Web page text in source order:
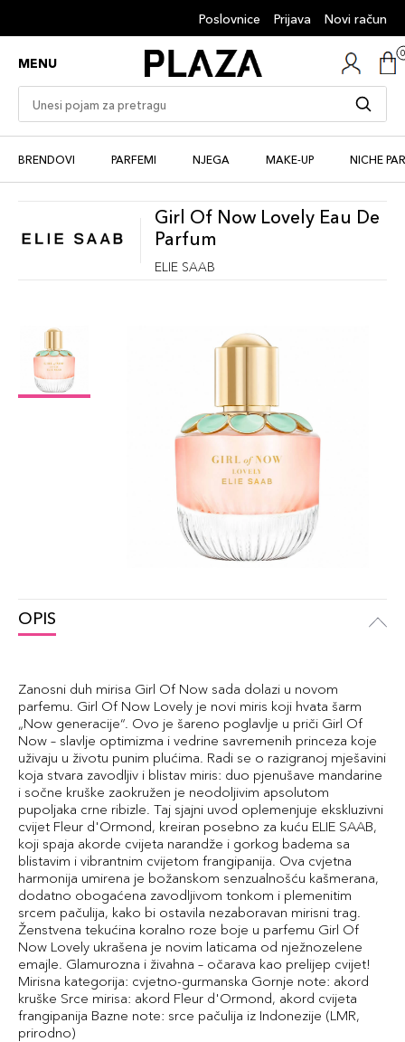
Poslovnice Prijava Novi račun
MENU
BRENDOVI PARFEMI NJEGA MAKE-UP NICHE
Girl Of Now Lovely Eau De
Parfum
ELIE SAAB
OPIS
Zanosni duh mirisa Girl Of Now sada dolazi u novom
parfemu. Girl Of Now Lovely je novi miris koji hvata šarm
„Now generacije“. Ovo je šareno poglavlje u priči Girl Of
Now – slavlje optimizma i vedrine savremenih princeza koje
uživaju u životu punim plućima. Radi se o razigranoj mješavini
koja stvara zavodljiv i blistav miris: duo pjenušave mandarine
i sočne kruške zaokružen je neodoljivim apsolutom
pupoljaka crne ribizle. Taj sjajni uvod oplemenjuje ekskluzivni
cvijet Fleur d'Ormond, kreiran posebno za kuću ELIE SAAB,
koji spaja akorde cvijeta narandže i gorkog badema sa
blistavim i vibrantnim cvijetom frangipanija. Ova cvjetna
harmonija umirena je božanskom senzualnošću kašmerana,
dodatno obogaćena zavodljivom tonkom i plemenitim
srcem pačulija, kako bi ostavila nezaboravan mirisni trag.
Ženstvena tekućina koralno roze boje u parfemu Girl Of
Now Lovely ukrašena je novim laticama od nježnozelene
emajle. Glamurozna i živahna – očarava kao prelijep cvijet!
Mirisna kategorija: cvjetno-gurmanska Gornje note: akord
kruške Srce mirisa: akord Fleur d'Ormond, akord cvijeta
frangipanija Bazne note: srce pačulija iz Indonezije (LMR,
prirodno)